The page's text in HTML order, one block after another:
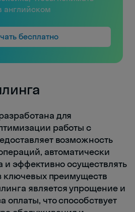
английском
бесплатно
для
работы с
возможность
автоматически
и эффективно осуществлять
ключевых преимуществ
является упрощение и
оплаты, что способствует